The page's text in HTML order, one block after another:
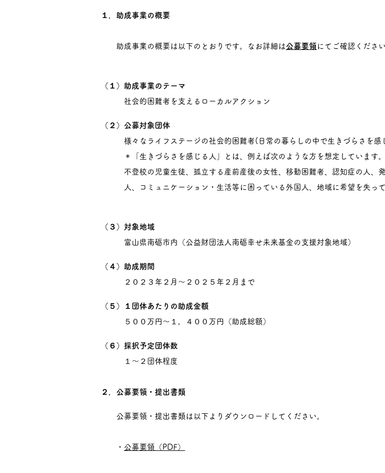
１．助成事業の概要
助成事業の概要は以下のとおりです。なお詳細は 公募要領 にてご確認ください
（１）助成事業のテーマ
社会的困難者を支えるローカルアクション
（２）公募対象団体
様々なライフステージの社会的困難者(日常の暮らしの中で生きづらさを感じ
＊「生きづらさを感じる人」とは、例えば次のような方を想定しています。
不登校の児童生徒、孤立する産前産後の女性、移動困難者、認知症の人、発
人、コミュニケーション・生活等に困っている外国人、地域に希望を失って
（３）対象地域
富山県南砺市内（公益財団法人南砺幸せ未来基金の支援対象地域）
（４）助成期間
２０２３年２月～２０２５年２月まで
（５）１団体あたりの助成金額
５００万円～１，４００万円（助成総額）
（６）採択予定団体数
１〜２団体程度
２．公募要領・提出書類
公募要領・提出書類は以下よりダウンロードしてください。
・ 公募要領（PDF）